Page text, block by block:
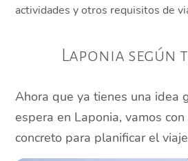
actividades y otros requisitos de
Laponia según
Ahora que ya tienes una idea
espera en Laponia, vamos
concreto para planificar el